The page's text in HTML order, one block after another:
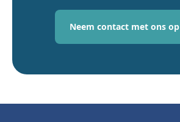
Neem contact met ons op